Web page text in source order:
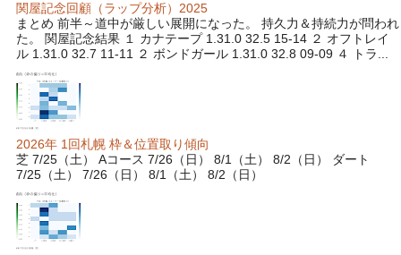
関屋記念回顧（ラップ分析）2025
まとめ 前半～道中が厳しい展開になった。 持久力＆持続力が問われ
た。 関屋記念結果 １ カナテープ 1.31.0 32.5 15-14 ２ オフトレイ
ル 1.31.0 32.7 11-11 ２ ボンドガール 1.31.0 32.8 09-09 ４ トラ...
2026年 1回札幌 枠＆位置取り傾向
芝 7/25（土） Aコース 7/26（日） 8/1（土） 8/2（日） ダート
7/25（土） 7/26（日） 8/1（土） 8/2（日）